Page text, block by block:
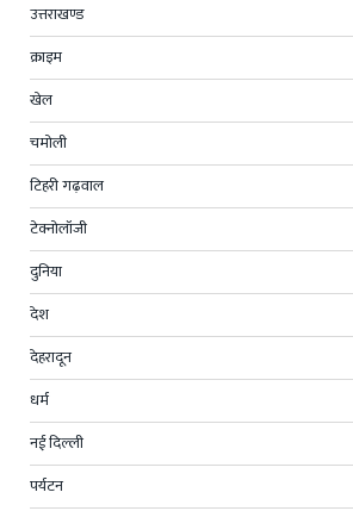
उत्तराखण्ड
क्राइम
खेल
चमोली
टिहरी गढ़वाल
टेक्नोलॉजी
दुनिया
देश
देहरादून
धर्म
नई दिल्ली
पर्यटन